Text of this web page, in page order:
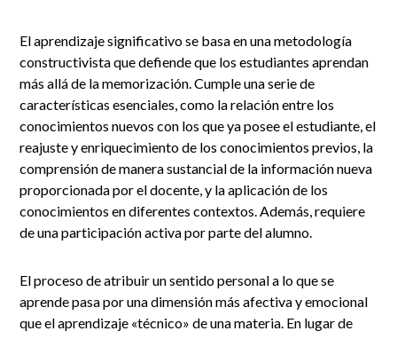
El aprendizaje significativo se basa en una metodología
constructivista que defiende que los estudiantes aprendan
más allá de la memorización. Cumple una serie de
características esenciales, como la relación entre los
conocimientos nuevos con los que ya posee el estudiante, el
reajuste y enriquecimiento de los conocimientos previos, la
comprensión de manera sustancial de la información nueva
proporcionada por el docente, y la aplicación de los
conocimientos en diferentes contextos. Además, requiere
de una participación activa por parte del alumno.
El proceso de atribuir un sentido personal a lo que se
aprende pasa por una dimensión más afectiva y emocional
que el aprendizaje «técnico» de una materia. En lugar de